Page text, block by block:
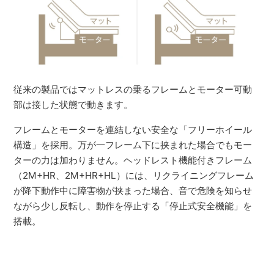
従来の製品ではマットレスの乗るフレームとモーター可動
部は接した状態で動きます。
フレームとモーターを連結しない安全な「フリーホイール
構造」を採用。万が一フレーム下に挟まれた場合でもモー
ターの力は加わりません。ヘッドレスト機能付きフレーム
（2M+HR、2M+HR+HL）には、リクライニングフレーム
が降下動作中に障害物が挟まった場合、音で危険を知らせ
ながら少し反転し、動作を停止する「停止式安全機能」を
搭載。